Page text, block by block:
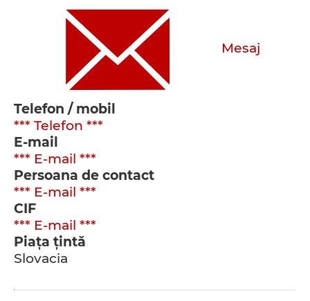
Mesaj
Telefon / mobil
*** Telefon ***
E-mail
*** E-mail ***
Persoana de contact
*** E-mail ***
CIF
*** E-mail ***
Piața țintă
Slovacia